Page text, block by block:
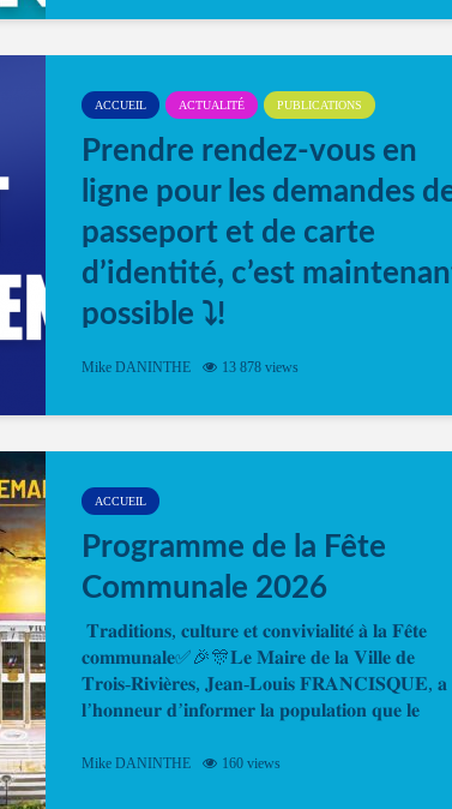
ACCUEIL ACTUALITÉ PUBLICATIONS
Prendre rendez-vous en
ligne pour les demandes
passeport et de carte
d’identité, c’est
possible ⤵️!
Désormais, il est possible de prendre rendez-vous
Mike DANINTHE 13 878 views
ACCUEIL
Programme de la Fête
Communale 2026
𝐓𝐫𝐚𝐝𝐢𝐭𝐢𝐨𝐧𝐬, 𝐜𝐮𝐥𝐭𝐮𝐫𝐞 𝐞𝐭 𝐜𝐨𝐧𝐯𝐢𝐯𝐢𝐚𝐥𝐢𝐭𝐞́ 𝐚̀ 𝐥𝐚 𝐅𝐞̂𝐭𝐞
𝐜𝐨𝐦𝐦𝐮𝐧𝐚𝐥𝐞✅🎉🎊𝐋𝐞 𝐌𝐚𝐢𝐫𝐞 𝐝𝐞 𝐥𝐚 𝐕𝐢𝐥𝐥𝐞 𝐝𝐞
𝐓𝐫𝐨𝐢𝐬-𝐑𝐢𝐯𝐢𝐞̀𝐫𝐞𝐬, 𝐉𝐞𝐚𝐧-𝐋𝐨𝐮𝐢𝐬 𝐅𝐑𝐀𝐍𝐂𝐈𝐒𝐐𝐔𝐄, 𝐚
𝐥’𝐡𝐨𝐧𝐧𝐞𝐮𝐫 𝐝’𝐢𝐧𝐟𝐨𝐫𝐦𝐞𝐫 𝐥𝐚 𝐩𝐨𝐩𝐮𝐥𝐚𝐭𝐢𝐨𝐧 𝐪𝐮𝐞 𝐥𝐞
Mike DANINTHE 160 views